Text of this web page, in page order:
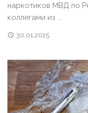
наркотиков МВД по
коллегами из ...
30.01.2025